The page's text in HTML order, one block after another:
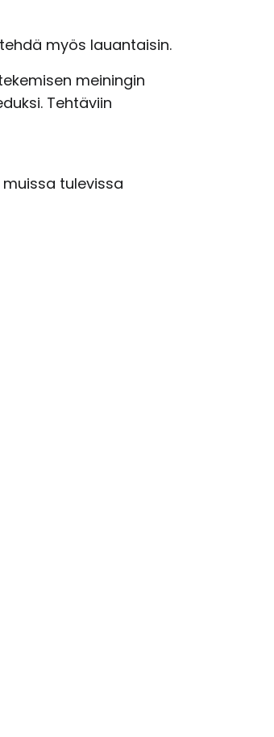
myös lauantaisin.
meiningin
Tehtäviin
tulevissa